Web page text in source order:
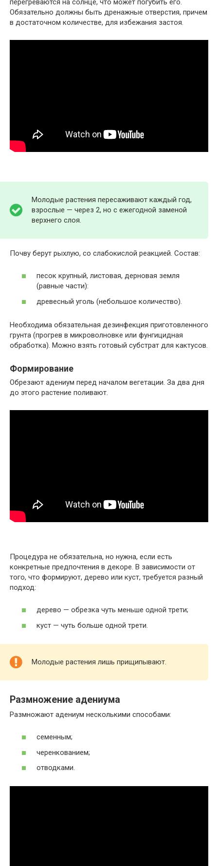
перегреваются на солнце, что может погубить его.
Обязательно должны быть дренажные отверстия, причем
в достаточном количестве, для избежания застоя.
Молодые растения пересаживают каждый год,
взрослые — через 2, но с ежегодной заменой
верхнего слоя.
Почву берут рыхлую, со слабокислой реакцией. Состав:
песок крупный, листовая, дерновая земля
(равные части):
древесный уголь (небольшое количество).
Необходима обязательная дезинфекция приготовленного
грунта (прогрев в микроволновке или фунгицидная
обработка). Можно взять готовый субстрат для кактусов.
Формирование
Обрезают адениум перед началом вегетации. За два дня
до этого растение поливают.
Процедура не обязательна, но нужна, если есть
конкретные предпочтения в декоре. В зависимости от
того, что формируют, дерево или куст, требуется разный
подход:
дерево — обрезка чуть меньше одной трети;
куст — чуть больше одной трети.
Молодые растения лишь прищипывают.
Размножение адениума
Размножают адениум несколькими способами:
семенным;
черенкованием;
отводками.